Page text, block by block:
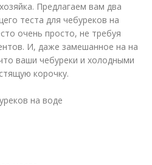
Предлагаем вам два
теста для чебуреков на
очень просто, не требуя
И, даже замешанное на на
ваши чебуреки и холодными
корочку.
на воде